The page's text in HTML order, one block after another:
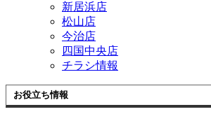
新居浜店
松山店
今治店
四国中央店
チラシ情報
お役立ち情報